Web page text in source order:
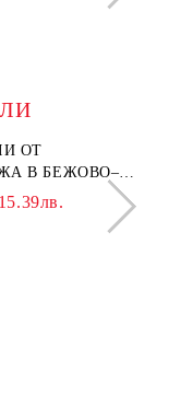
ОТ
В БЕЖОВО–